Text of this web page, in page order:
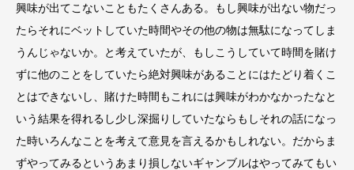
興味が出てこないこともたくさんある。もし興味が出ない物だっ
たらそれにベットしていた時間やその他の物は無駄になってしま
うんじゃないか。と考えていたが、もしこうしていて時間を賭け
ずに他のことをしていたら絶対興味があることにはたどり着くこ
とはできないし、賭けた時間もこれには興味がわかなかったなと
いう結果を得れるし少し深掘りしていたならもしそれの話になっ
た時いろんなことを考えて意見を言えるかもしれない。だからま
ずやってみるというあまり損しないギャンブルはやってみてもい